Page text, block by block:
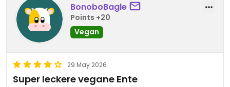
BonoboBagle
Points +20
Vegan
29 May 2026
Super leckere vegane Ente